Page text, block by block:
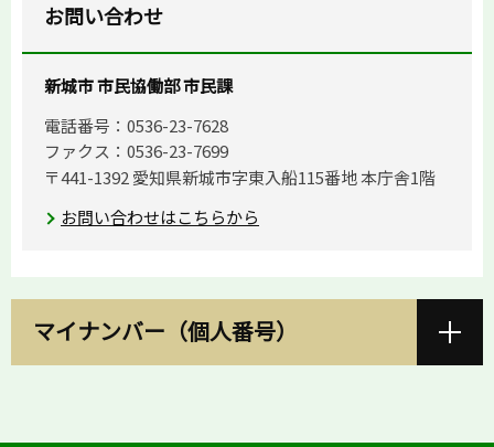
お問い合わせ
新城市 市民協働部 市民課
電話番号：0536-23-7628
ファクス：0536-23-7699
〒441-1392 愛知県新城市字東入船115番地 本庁舎1階
お問い合わせはこちらから
マイナンバー（個人番号）